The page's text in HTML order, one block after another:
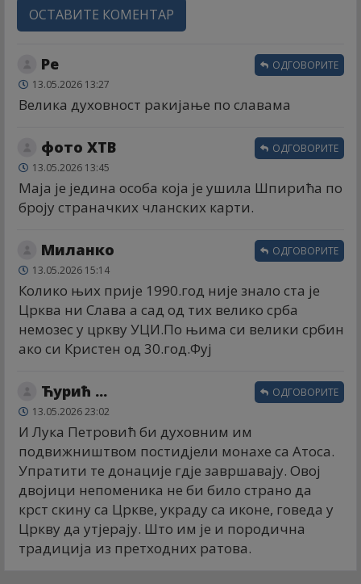
ОСТАВИТЕ КОМЕНТАР
Ре
13.05.2026 13:27
Велика духовност ракијање по славама
ОДГОВОРИТЕ
фото ХТВ
13.05.2026 13:45
Маја је једина особа која је ушила Шпирића по
броју страначких чланских карти.
ОДГОВОРИТЕ
Миланко
13.05.2026 15:14
Колико њих прије 1990.год није знало ста је
Црква ни Слава а сад од тих велико срба
немозес у цркву УЦИ.По њима си велики србин
ако си Кристен од 30.год.Фуј
ОДГОВОРИТЕ
Ћурић ...
13.05.2026 23:02
И Лука Петровић би духовним им
подвижништвом постидјели монахе са Атоса.
Упратити те донације гдје завршавају. Овој
двојици непоменика не би било страно да
крст скину са Цркве, украду са иконе, говеда у
Цркву да утјерају. Што им је и породична
традиција из претходних ратова.
ОДГОВОРИТЕ